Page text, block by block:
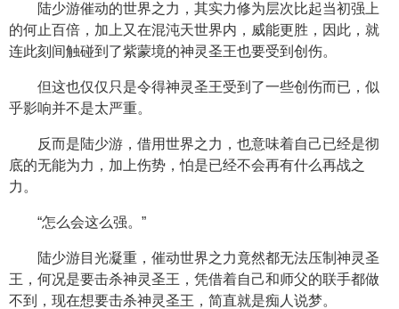
陆少游催动的世界之力，其实力修为层次比起当初强上
的何止百倍，加上又在混沌天世界内，威能更胜，因此，就
连此刻间触碰到了紫蒙境的神灵圣王也要受到创伤。
但这也仅仅只是令得神灵圣王受到了一些创伤而已，似
乎影响并不是太严重。
反而是陆少游，借用世界之力，也意味着自己已经是彻
底的无能为力，加上伤势，怕是已经不会再有什么再战之
力。
“怎么会这么强。”
陆少游目光凝重，催动世界之力竟然都无法压制神灵圣
王，何况是要击杀神灵圣王，凭借着自己和师父的联手都做
不到，现在想要击杀神灵圣王，简直就是痴人说梦。